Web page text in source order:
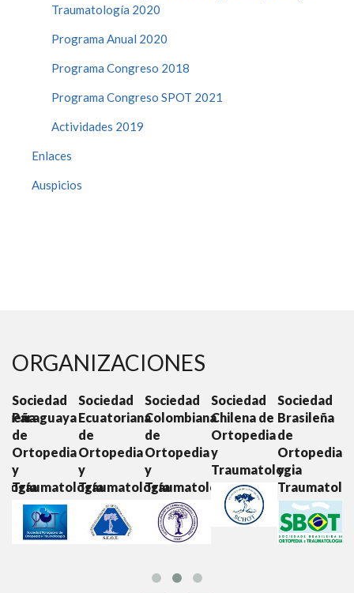
Traumatología 2020
Programa Anual 2020
Programa Congreso 2018
Programa Congreso SPOT 2021
Actividades 2019
Enlaces
Auspicios
ORGANIZACIONES
Sociedad
Ecuatoriana
de
Ortopedia
y
Traumatología
Sociedad
Colombiana
de
Ortopedia
y
Traumatología
Sociedad
Chilena de
Ortopedia
y
Traumatologia
Sociedad
Brasileña
de
Ortopedia
y
Traumatología
Sociedad
Boliviana
de
Ortopedia
y